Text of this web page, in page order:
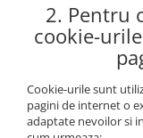
2. Pentru
cookie-
Cookie-urile sunt
pagini de internet o
adaptate nevoilor si